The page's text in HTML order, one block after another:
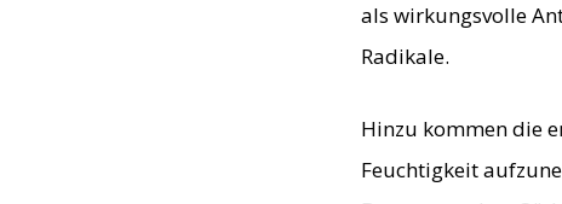
als wirkungsvolle
Radikale.
Hinzu kommen die
Feuchtigkeit